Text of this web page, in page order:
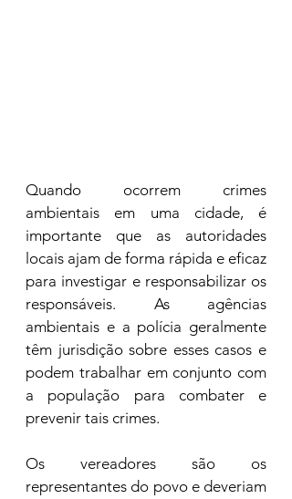
Quando ocorrem crimes
ambientais em uma cidade, é
importante que as autoridades
locais ajam de forma rápida e eficaz
para investigar e responsabilizar os
responsáveis. As agências
ambientais e a polícia geralmente
têm jurisdição sobre esses casos e
podem trabalhar em conjunto com
a população para combater e
prevenir tais crimes.
Os vereadores são os
representantes do povo e deveriam